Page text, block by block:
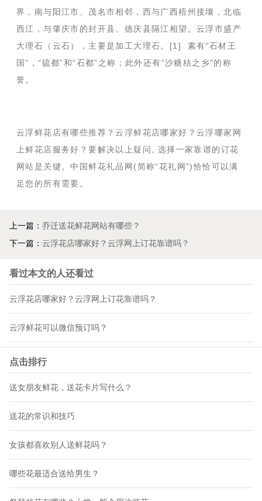
界，南与阳江市、茂名市相邻，西与广西梧州接壤，北临
西江，与肇庆市的封开县、德庆县隔江相望。云浮市盛产
大理石（云石），主要是加工大理石。[1] 素有“石材王
国”，“硫都”和“石都”之称；此外还有“沙糖桔之乡”的称
誉。
云浮鲜花店有哪些推荐？云浮鲜花店哪家好？云浮哪家网
上鲜花店服务好？要解决以上疑问, 选择一家靠谱的订花
网站是关键。中国鲜花礼品网(简称“花礼网”)恰恰可以满
足您的所有需要。
上一篇： 乔迁送花鲜花网站有哪些？
下一篇： 云浮花店哪家好？云浮网上订花靠谱吗？
看过本文的人还看过
云浮花店哪家好？云浮网上订花靠谱吗？
云浮鲜花可以微信预订吗？
点击排行
送女朋友鲜花，送花卡片写什么？
送花的常识和技巧
女孩都喜欢别人送鲜花吗？
哪些花最适合送给男生？